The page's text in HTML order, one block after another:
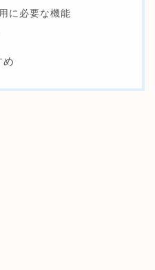
に必要な機能
め